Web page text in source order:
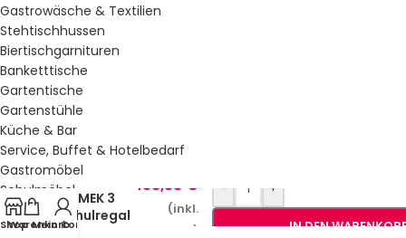
Gastrowäsche & Textilien
Stehtischhussen
Biertischgarnituren
Banketttische
Gartentische
Gartenstühle
Küche & Bar
Service, Buffet & Hotelbedarf
Gastromöbel
Schulmöbel
Sale %
Shop
Warenkorb
Mein Konto
TOMEK 3
Schulregal
453,33 €
(inkl.
MwSt.)
- +
IN DEN